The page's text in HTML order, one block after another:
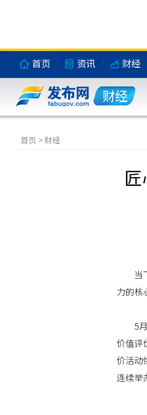
首页 资讯 财经
财经
首页 > 财经
当下
力的核
5月
价值评
价活动
连续举